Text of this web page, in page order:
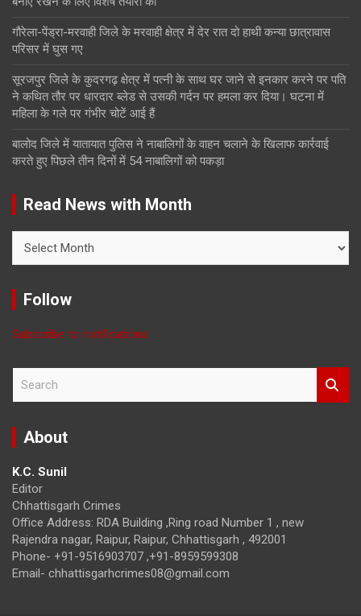
गौरेला-पेंड्रा-मरवाही जिले के मरवाही क्षेत्र में देर रात दो हाथी कन्या छात्रावास
परिसर में घुस गए
सूरजपुर जिले के कुदरगढ़ क्षेत्र में पत्नी के साथ घर जाने से इनकार करने पर पति
ने कथित तौर पर धारदार ब्लेड से उसकी गर्दन पर हमला कर दिया। घटना में
महिला के गले पर गंभीर चोटें आई हैं
बालोद जिले में यातायात पुलिस ने नाबालिगों के वाहन चलाने के खिलाफ कार्रवाई
करते हुए पिछले तीन दिनों में 54 नाबालिगों को पकड़ा
Read News with Month
News
Month
Follow
Subscribe to notifications
r
About
K.C. Sunil
Editor
Chhattisgarh Crimes
Office Address: RDA Building ,Ring road Number 1 , new
Rajendra nagar, Raipur, Raipur, Chhattisgarh , 492001
Phone- +91-9516903707 ,+91-8959599308
Email- chhattisgarhcrimes08@gmail.com